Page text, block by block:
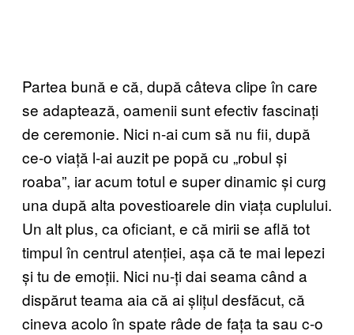
Partea bună e că, după câteva clipe în care
se adaptează, oamenii sunt efectiv fascinați
de ceremonie. Nici n-ai cum să nu fii, după
ce-o viață l-ai auzit pe popă cu „robul și
roaba”, iar acum totul e super dinamic și curg
una după alta povestioarele din viața cuplului.
Un alt plus, ca oficiant, e că mirii se află tot
timpul în centrul atenției, așa că te mai lepezi
și tu de emoții. Nici nu-ți dai seama când a
dispărut teama aia că ai șlițul desfăcut, că
cineva acolo în spate râde de fața ta sau c-o